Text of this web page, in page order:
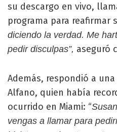
su descargo en vivo,
programa para reafirmar
diciendo la verdad. Me
pedir disculpas”, aseguró
Además, respondió a
Alfano, quien había
ocurrido en Miami: “
vengas a llamar para